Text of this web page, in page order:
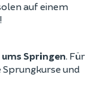
auf einem
Springen. Für
und